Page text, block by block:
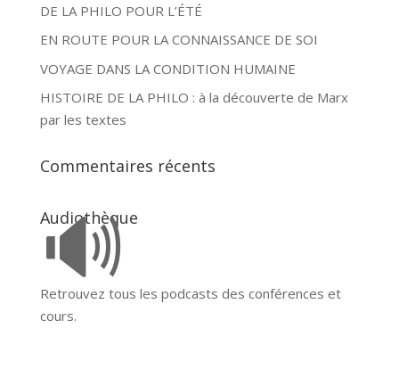
DE LA PHILO POUR L’ÉTÉ
EN ROUTE POUR LA CONNAISSANCE DE SOI
VOYAGE DANS LA CONDITION HUMAINE
HISTOIRE DE LA PHILO : à la découverte de Marx
par les textes
Commentaires récents
Audiothèque
🔊
Retrouvez tous les podcasts des conférences et
cours.